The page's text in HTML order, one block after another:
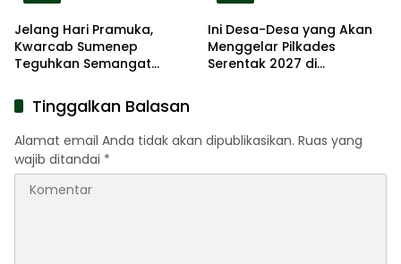
Jelang Hari Pramuka,
Kwarcab Sumenep
Teguhkan Semangat
Pahlawan
Ini Desa-Desa yang Akan
Menggelar Pilkades
Serentak 2027 di
Tinggalkan Balasan
Alamat email Anda tidak akan dipublikasikan. Ruas yang
wajib ditandai *